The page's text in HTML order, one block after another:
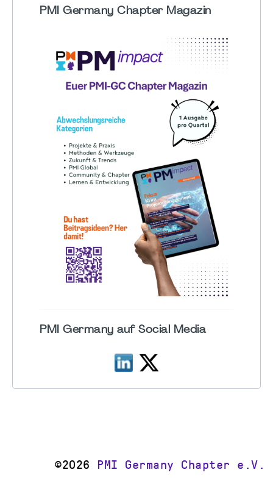
PMI Germany Chapter Magazin
PMI Germany auf Social Media
©2026 PMI Germany Chapter e.V.